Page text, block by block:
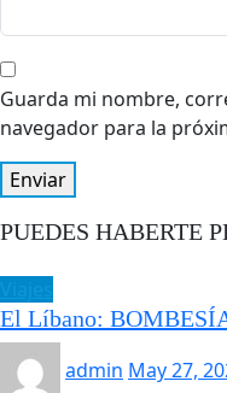
Guarda mi nombre,
navegador para la
PUEDES HABERTE
El Líbano:
admin May 27,